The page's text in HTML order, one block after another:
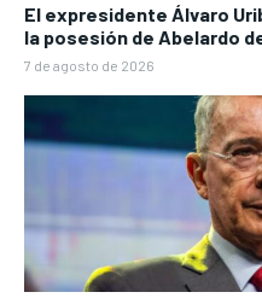
El expresidente Álvaro
la posesión de Abelardo
7 de agosto de 2026